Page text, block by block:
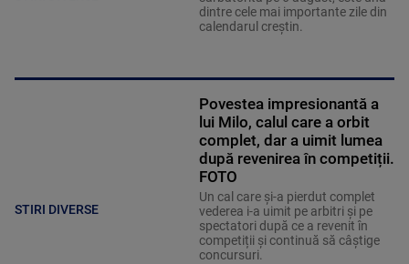
dintre cele mai importante zile din
calendarul creștin.
STIRI DIVERSE
Povestea impresionantă a
lui Milo, calul care a orbit
complet, dar a uimit lumea
după revenirea în competiții.
FOTO
Un cal care și-a pierdut complet
vederea i-a uimit pe arbitri și pe
spectatori după ce a revenit în
competiții și continuă să câștige
concursuri.